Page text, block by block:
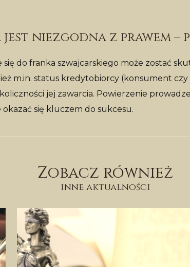
jest niezgodna z prawem
do franka szwajcarskiego może zostać
m.in. status kredytobiorcy (konsument
jej zawarcia. Powierzenie
się kluczem do sukcesu.
Zobacz również
inne aktualności